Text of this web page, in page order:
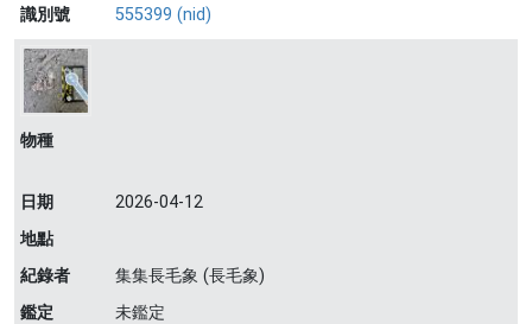
識別號
555399 (nid)
物種
日期
2026-04-12
地點
紀錄者
集集長毛象 (長毛象)
鑑定
未鑑定